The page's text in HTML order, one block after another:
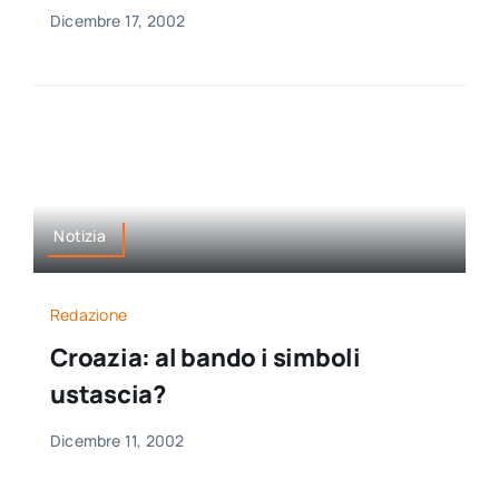
Dicembre 17, 2002
Notizia
Redazione
Croazia: al bando i simboli
ustascia?
Dicembre 11, 2002